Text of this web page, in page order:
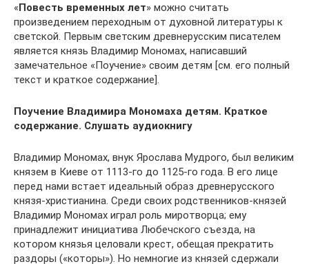
«Повесть временных лет» можно считать
произведением переходным от духовной литературы к
светской. Первым светским древнерусским писателем
является князь Владимир Мономах, написавший
замечательное «Поучение» своим детям [см. его полный
текст и краткое содержание].
Поучение Владимира Мономаха детям. Краткое
содержание. Слушать аудиокнигу
Владимир Мономах, внук Ярослава Мудрого, был великим
князем в Киеве от 1113-го до 1125-го года. В его лице
перед нами встает идеальный образ древнерусского
князя-христианина. Среди своих родственников-князей
Владимир Мономах играл роль миротворца; ему
принадлежит инициатива Любечского съезда, на
котором князья целовали крест, обещая прекратить
раздоры («которы»). Но немногие из князей сдержали